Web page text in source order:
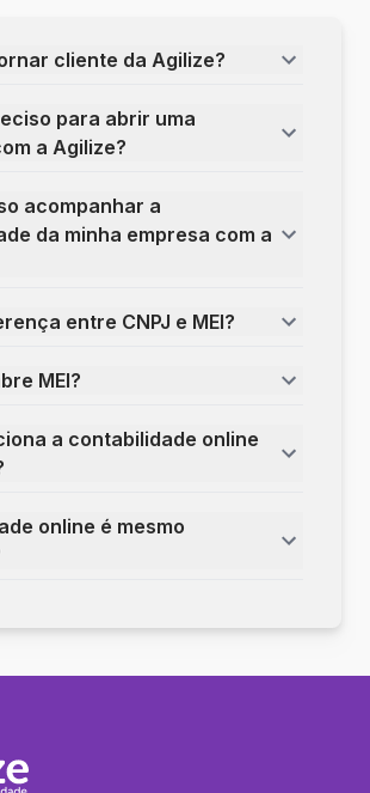
cliente da Agilize?
para abrir uma
a Agilize?
acompanhar a
da minha empresa com a
entre CNPJ e MEI?
MEI?
a contabilidade online
online é mesmo